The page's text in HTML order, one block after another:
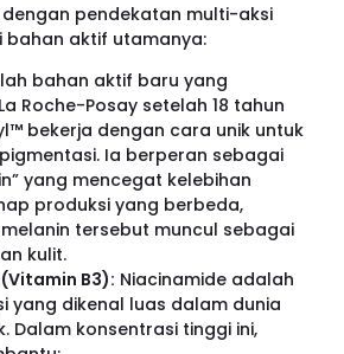
dengan pendekatan multi-aksi
bahan aktif utamanya:
bahan aktif baru yang
Roche-Posay setelah 18 tahun
bekerja dengan cara unik untuk
Ia berperan sebagai
yang mencegat kelebihan
produksi yang berbeda,
tersebut muncul sebagai
kulit.
B3): Niacinamide adalah
yang dikenal luas dalam dunia
Dalam konsentrasi tinggi ini,